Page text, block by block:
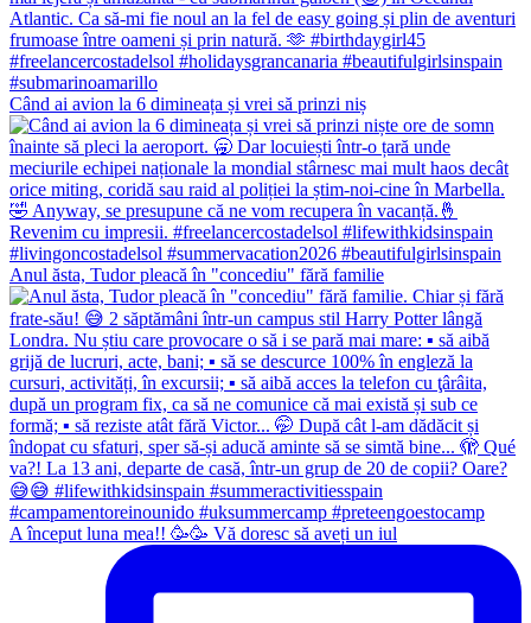
Când ai avion la 6 dimineața și vrei să prinzi niș
Anul ăsta, Tudor pleacă în "concediu" fără familie
A început luna mea!! 🥳🥳 Vă doresc să aveți un iul